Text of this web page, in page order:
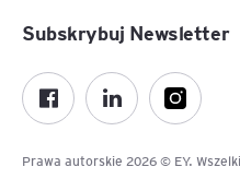
Prawa autorskie 2026 © EY.
Subskrybuj Newsletter